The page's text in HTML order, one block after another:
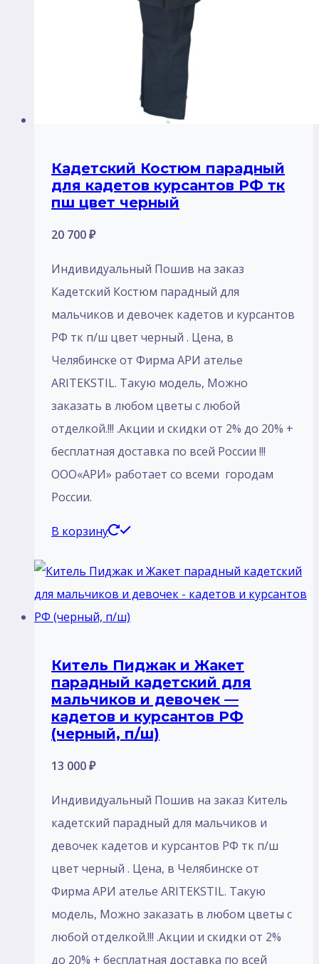
Кадетский Костюм парадный
для кадетов курсантов РФ тк
пш цвет черный
20 700₽
Индивидуальный Пошив на заказ
Кадетский Костюм парадный для
мальчиков и девочек кадетов и курсантов
РФ тк п/ш цвет черный . Цена, в
Челябинске от Фирма АРИ ателье
ARITEKSTIL. Такую модель, Mожно
заказать в любом цветы с любой
отделкой.!!! .Акции и скидки от 2% до 20% +
бесплатная доставка по всей России !!!
ООО«АРИ» работает со всеми городам
России.
В корзину
Китель Пиджак и Жакет
парадный кадетский для
мальчиков и девочек —
кадетов и курсантов РФ
(черный, п/ш)
13 000₽
Индивидуальный Пошив на заказ Китель
кадетский парадный для мальчиков и
девочек кадетов и курсантов РФ тк п/ш
цвет черный . Цена, в Челябинске от
Фирма АРИ ателье ARITEKSTIL. Такую
модель, Mожно заказать в любом цветы с
любой отделкой.!!! .Акции и скидки от 2%
до 20% + бесплатная доставка по всей